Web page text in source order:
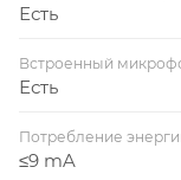
Есть
Встроенный
Есть
Потребление
≤9 mA